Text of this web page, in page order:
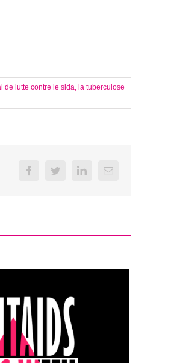
de lutte contre le sida, la tuberculose
FacebookTwitterLinkedInEmail